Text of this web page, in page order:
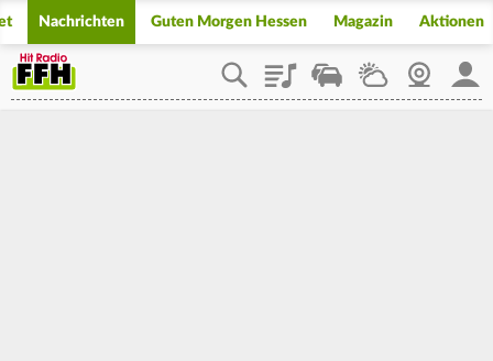
Nachrichten Guten Morgen Hessen Magazin Aktionen
PlaylistStaupilotWetterWebcam